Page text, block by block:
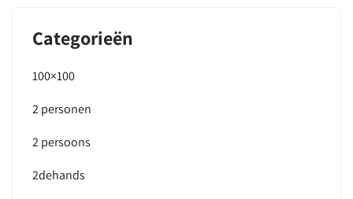
Categorieën
100×100
2 personen
2 persoons
2dehands